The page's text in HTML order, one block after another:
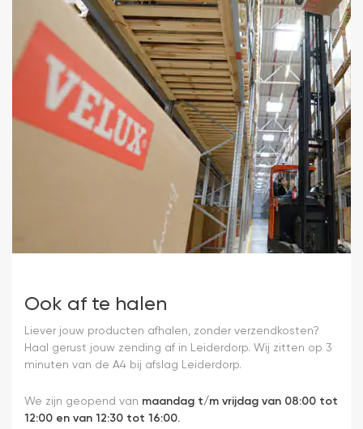
Ook af te halen
Liever jouw producten afhalen, zonder verzendkosten?
Haal gerust jouw zending af in Leiderdorp. Wij zitten op 3
minuten van de A4 bij afslag Leiderdorp.
We zijn geopend van maandag t/m vrijdag van 08:00 tot
12:00 en van 12:30 tot 16:00.